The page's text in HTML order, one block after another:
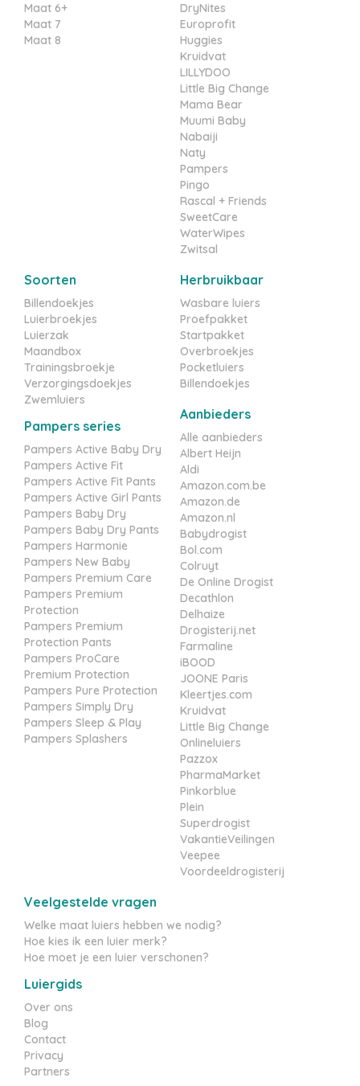
Maat 6+
Maat 7
Maat 8
DryNites
Europrofit
Huggies
Kruidvat
LILLYDOO
Little Big Change
Mama Bear
Muumi Baby
Nabaiji
Naty
Pampers
Pingo
Rascal + Friends
SweetCare
WaterWipes
Zwitsal
Soorten
Billendoekjes
Luierbroekjes
Luierzak
Maandbox
Trainingsbroekje
Verzorgingsdoekjes
Zwemluiers
Pampers series
Pampers Active Baby Dry
Pampers Active Fit
Pampers Active Fit Pants
Pampers Active Girl Pants
Pampers Baby Dry
Pampers Baby Dry Pants
Pampers Harmonie
Pampers New Baby
Pampers Premium Care
Pampers Premium
Protection
Pampers Premium
Protection Pants
Pampers ProCare
Premium Protection
Pampers Pure Protection
Pampers Simply Dry
Pampers Sleep & Play
Pampers Splashers
Herbruikbaar
Wasbare luiers
Proefpakket
Startpakket
Overbroekjes
Pocketluiers
Billendoekjes
Aanbieders
Alle aanbieders
Albert Heijn
Aldi
Amazon.com.be
Amazon.de
Amazon.nl
Babydrogist
Bol.com
Colruyt
De Online Drogist
Decathlon
Delhaize
Drogisterij.net
Farmaline
iBOOD
JOONE Paris
Kleertjes.com
Kruidvat
Little Big Change
Onlineluiers
Pazzox
PharmaMarket
Pinkorblue
Plein
Superdrogist
VakantieVeilingen
Veepee
Voordeeldrogisterij
Veelgestelde vragen
Welke maat luiers hebben we nodig?
Hoe kies ik een luier merk?
Hoe moet je een luier verschonen?
Luiergids
Over ons
Blog
Contact
Privacy
Partners